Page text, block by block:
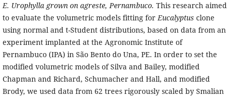
E. Urophylla grown on agreste, Pernambuco. This research aimed
to evaluate the volumetric models fitting forEucalyptus clone
using normal and t-Student distributions, based on data from an
experiment implanted at the Agronomic Institute of
Pernambuco (IPA) in São Bento do Una, PE. In order to set the
modified volumetric models of Silva and Bailey, modified
Chapman and Richard, Schumacher and Hall, and modified
Brody, we used data from 62 trees rigorously scaled by Smalian